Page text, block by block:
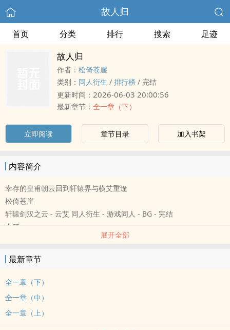
故人归
首页 分类 排行 搜索 足迹
故人归
作者： 松倚苍崖
类别： ‌‍同‎‍人‌‎‍衍生 / 排行榜 / 完结
更新时间： 2026-06-03 20:00:56
最新章节： 全一章（下）
立即阅读 章节目录 加入书架
内容简介
幸存的皇甫朝云回到轩辕界与横艾重逢
松倚苍崖
轩辕剑汉之云 - 云艾 ‌‍同‎‍人‌‎‍衍生 - 游戏‌‍同‎‍人‌‎‍ - BG - 完结
中篇
展开全部
最新章节
全一章（下）
全一章（中）
全一章（上）